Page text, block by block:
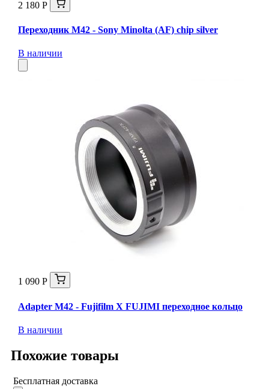
2 180 Р
Переходник M42 - Sony Minolta (AF) chip silver
В наличии
1 090 Р
Adapter M42 - Fujifilm X FUJIMI переходное кольцо
В наличии
Похожие товары
Бесплатная доставка